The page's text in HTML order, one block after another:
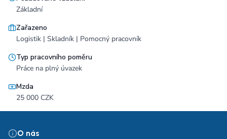
Základní
Zařazeno
Logistik | Skladník | Pomocný pracovník
Typ pracovního poměru
Práce na plný úvazek
Mzda
25 000 CZK
O nás